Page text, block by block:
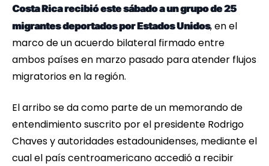
Costa Rica recibió este sábado a un grupo de 25
migrantes deportados por Estados Unidos, en el
marco de un acuerdo bilateral firmado entre
ambos países en marzo pasado para atender flujos
migratorios en la región.
El arribo se da como parte de un memorando de
entendimiento suscrito por el presidente Rodrigo
Chaves y autoridades estadounidenses, mediante el
cual el país centroamericano accedió a recibir